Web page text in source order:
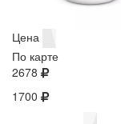
Цена
По карте
2678
1700